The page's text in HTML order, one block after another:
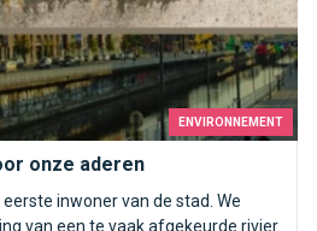
ENVIRONNEMENT
onze aderen
inwoner van de stad. We
van een te vaak afgekeurde rivier.